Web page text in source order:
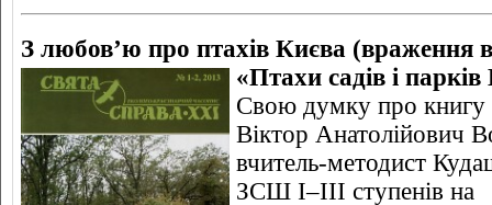
З любов’ю про птахів Києва (враження
«Птахи садів і
Свою думку про книгу
Віктор Анатолійович
вчитель-методист
ЗСШ І–ІІІ ступенів на